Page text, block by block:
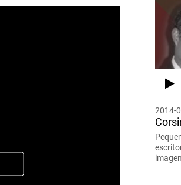
2014-